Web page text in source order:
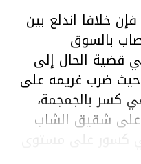
خلافا اندلع بين
بالسوق
قضية الحال إلى
ضرب غريمه على
كسر بالجمجمة،
على شقيق الشاب
كسور على مستوى